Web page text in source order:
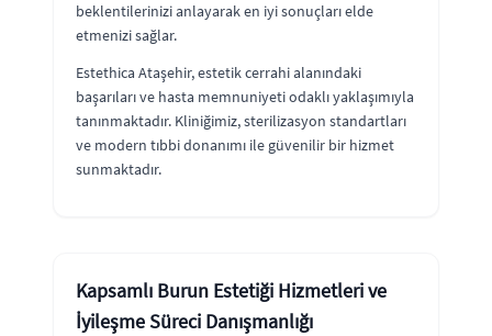
beklentilerinizi anlayarak en iyi sonuçları elde
etmenizi sağlar.
Estethica Ataşehir, estetik cerrahi alanındaki
başarıları ve hasta memnuniyeti odaklı yaklaşımıyla
tanınmaktadır. Kliniğimiz, sterilizasyon standartları
ve modern tıbbi donanımı ile güvenilir bir hizmet
sunmaktadır.
Kapsamlı Burun Estetiği Hizmetleri ve
İyileşme Süreci Danışmanlığı